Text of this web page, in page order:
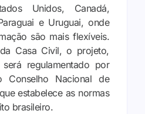
Unidos, Canadá,
e Uruguai, onde
são mais flexíveis.
Casa Civil, o projeto,
regulamentado por
Conselho Nacional de
estabelece as normas
brasileiro.